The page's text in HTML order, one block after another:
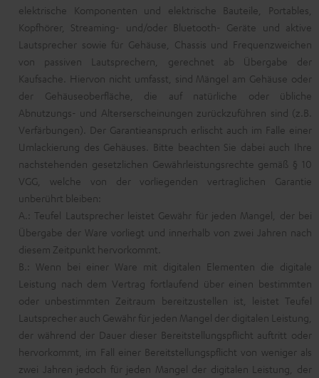
elektrische Komponenten und elektrische Bauteile, Portables,
Kopfhörer, Streaming- und/oder Bluetooth- Geräte und aktive
Lautsprecher sowie für Gehäuse, Chassis und Frequenzweichen
von passiven Lautsprechern, gerechnet ab Übergabe der
Kaufsache. Hiervon nicht umfasst, sind Mängel am Gehäuse oder
der Gehäuseoberfläche, die auf natürliche oder übliche
Abnutzungs- und Alterserscheinungen zurückzuführen sind (z.B.
Verfärbungen). Der Garantieanspruch erlischt auch im Falle einer
Umlackierung des Gehäuses. Bitte beachten Sie dabei auch Ihre
nachstehenden gesetzlichen Gewährleistungsrechte gemäß § 10
VGG, welche von der vorliegenden vertraglichen Garantie
unberührt bleiben:
A.: Teufel Lautsprecher leistet Gewähr für jeden Mangel, der bei
Übergabe der Ware vorliegt und innerhalb von zwei Jahren nach
diesem Zeitpunkt hervorkommt.
B.: Wenn bei einer Ware mit digitalen Elementen die digitale
Leistung nach dem Vertrag fortlaufend über einen bestimmten
oder unbestimmten Zeitraum bereitzustellen ist, leistet Teufel
Lautsprecher auch Gewähr für jeden Mangel der digitalen Leistung,
der während der Dauer dieser Bereitstellungspflicht auftritt oder
hervorkommt, im Fall einer Bereitstellungspflicht von weniger als
zwei Jahren jedoch für jeden Mangel der digitalen Leistung, der